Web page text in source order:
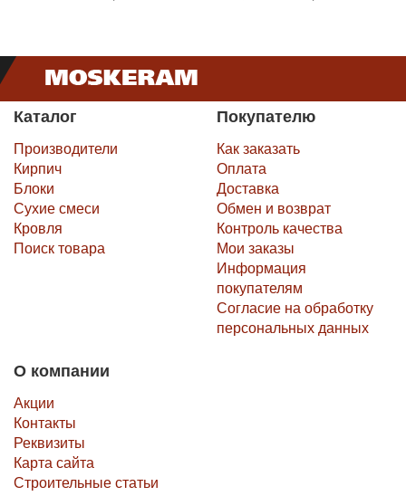
Каталог
Производители
Кирпич
Блоки
Сухие смеси
Кровля
Поиск товара
Покупателю
Как заказать
Оплата
Доставка
Обмен и возврат
Контроль качества
Мои заказы
Информация
покупателям
Согласие на обработку
персональных данных
О компании
Акции
Контакты
Реквизиты
Карта сайта
Строительные статьи